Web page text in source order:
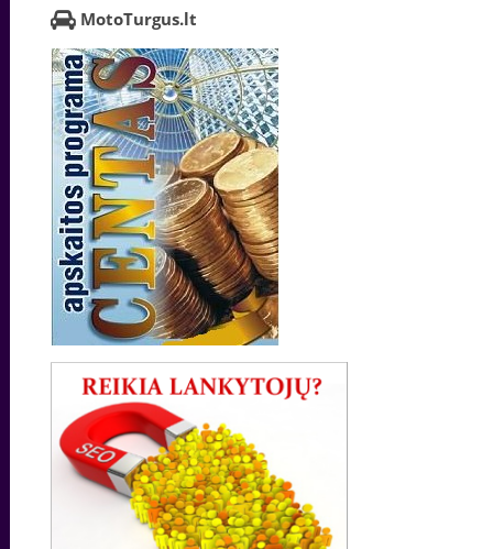
MotoTurgus.lt